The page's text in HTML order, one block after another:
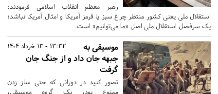
رهبر معظم انقلاب اسلامی فرمودند:
استقلال ملی یعنی کشور منتظر چراغ سبز یا قرمز آمریکا و امثال آمریکا نباشد؛
یک سرفصل استقلال ملی اصل «ما می‌توانیم» است.
13:32 - 13 خرداد 1404
موسیقی به
جبهه جان داد و از جنگ جان
گرفت
تصور کنید در دورانی که حتی ساز زدن
ممنوع بود، یک گروه موسیقی،